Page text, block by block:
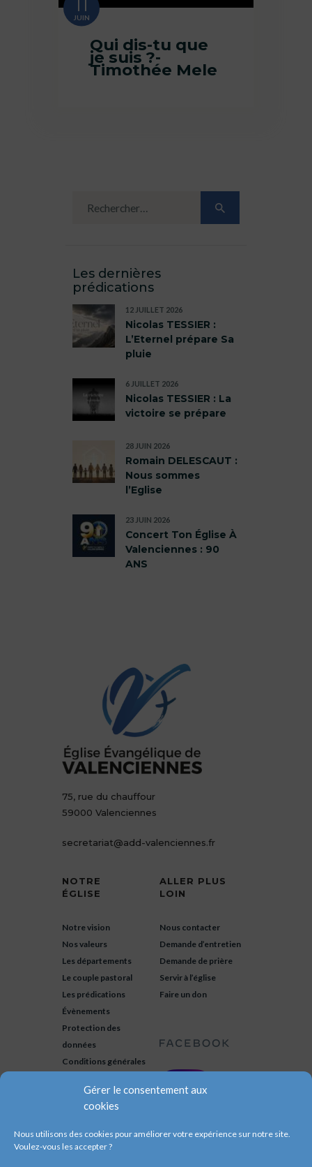
Gérer le consentement aux
cookies
Nous utilisons des cookies pour améliorer votre expérience sur notre site.
Voulez-vous les accepter ?
11
JUIN
Qui dis-tu que
je suis ?-
Timothée Mele
Les dernières
prédications
Nicolas TESSIER :
L’Eternel prépare Sa
pluie
12 JUILLET 2026
Nicolas TESSIER : La
victoire se prépare
6 JUILLET 2026
Romain DELESCAUT :
Nous sommes
l’Eglise
28 JUIN 2026
Concert Ton Église À
Valenciennes : 90
ANS
23 JUIN 2026
75, rue du chauffour
59000 Valenciennes
secretariat@add-valenciennes.fr
NOTRE
ÉGLISE
Notre vision
Nos valeurs
Les départements
Le couple pastoral
Les prédications
Évènements
Protection des
données
Conditions générales
ALLER PLUS
LOIN
Nous contacter
Demande d’entretien
Demande de prière
Servir à l’église
Faire un don